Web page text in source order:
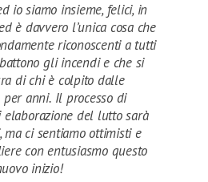
io siamo insieme, felici, in
è davvero l’unica cosa che
riconoscenti a tutti
gli incendi e che si
di chi è colpito dalle
per anni. Il processo di
elaborazione del lutto sarà
ci sentiamo ottimisti e
con entusiasmo questo
inizio!